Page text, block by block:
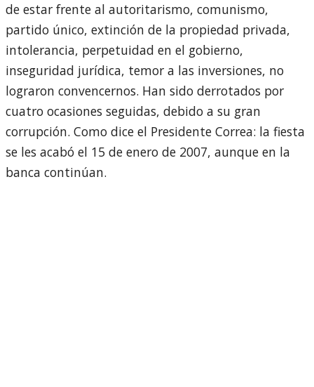
de estar frente al autoritarismo, comunismo,
partido único, extinción de la propiedad privada,
intolerancia, perpetuidad en el gobierno,
inseguridad jurídica, temor a las inversiones, no
lograron convencernos. Han sido derrotados por
cuatro ocasiones seguidas, debido a su gran
corrupción. Como dice el Presidente Correa: la fiesta
se les acabó el 15 de enero de 2007, aunque en la
banca continúan.